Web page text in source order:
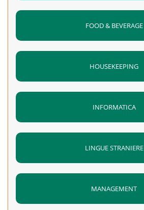
FOOD & BEVERAGE
HOUSEKEEPING
INFORMATICA
LINGUE STRANIERE
MANAGEMENT